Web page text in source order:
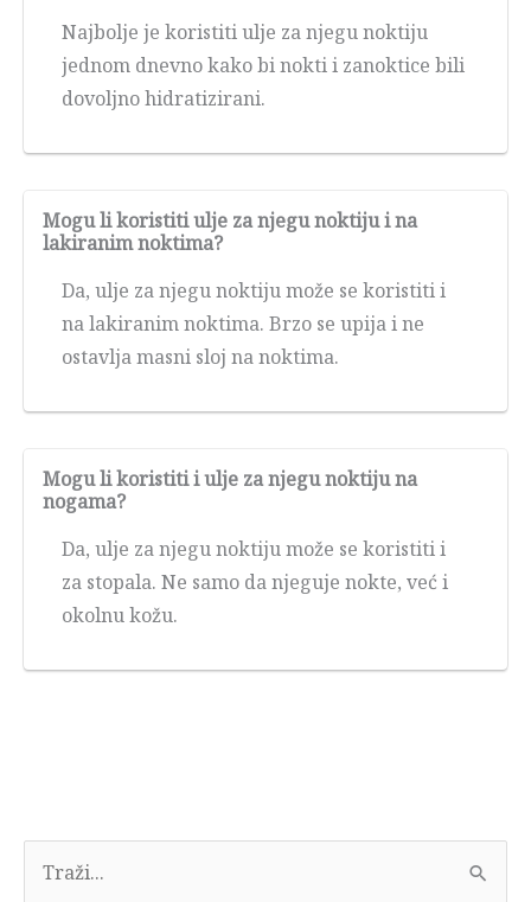
Najbolje je koristiti ulje za njegu noktiju
jednom dnevno kako bi nokti i zanoktice bili
dovoljno hidratizirani.
Mogu li koristiti ulje za njegu noktiju i na
lakiranim noktima?
Da, ulje za njegu noktiju može se koristiti i
na lakiranim noktima. Brzo se upija i ne
ostavlja masni sloj na noktima.
Mogu li koristiti i ulje za njegu noktiju na
nogama?
Da, ulje za njegu noktiju može se koristiti i
za stopala. Ne samo da njeguje nokte, već i
okolnu kožu.